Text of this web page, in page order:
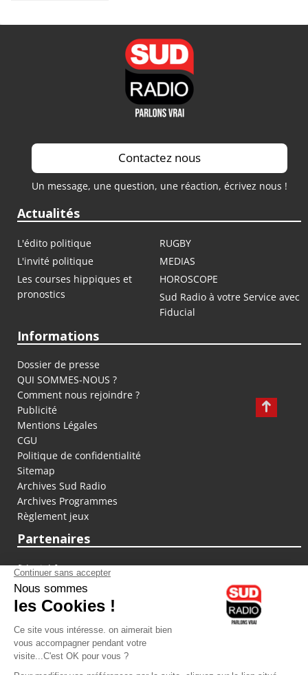
Contactez nous
Un message, une question, une réaction, écrivez nous !
Actualités
L'édito politique
RUGBY
L'invité politique
MEDIAS
Les courses hippiques et
pronostics
HOROSCOPE
Sud Radio à votre Service avec
Fiducial
Informations
Dossier de presse
QUI SOMMES-NOUS ?
Comment nous rejoindre ?
Publicité
Mentions Légales
CGU
Politique de confidentialité
Sitemap
Archives Sud Radio
Archives Programmes
Règlement jeux
Partenaires
fiducial.fr
lyoncapitale.fr
olympique-et-lyonnais.com
L'application Iphone / Android
Téléchargez l'application